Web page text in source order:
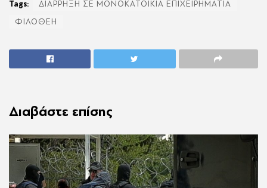
Tags:
ΔΙΑΡΡΗΞΗ ΣΕ ΜΟΝΟΚΑΤΟΙΚΙΑ ΕΠΙΧΕΙΡΗΜΑΤΙΑ
ΦΙΛΟΘΕΗ
Διαβάστε επίσης